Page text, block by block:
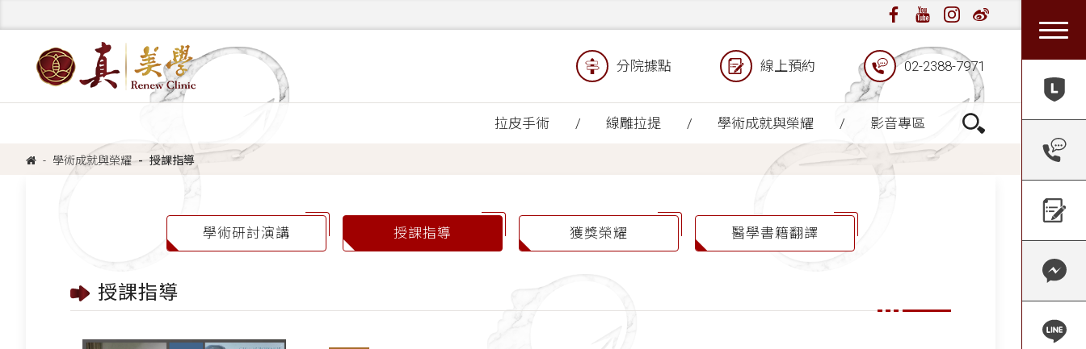
分院據點 線上預約 02-2388-7971
拉皮手術 線雕拉提 學術成就與榮耀 影音專區
學術成就與榮耀 授課指導
學術研討演講 授課指導 獲獎榮耀 醫學書籍翻譯
授課指導